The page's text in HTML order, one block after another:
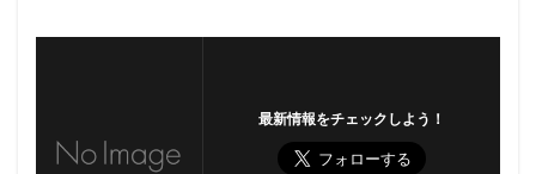
最新情報をチェックしよう！